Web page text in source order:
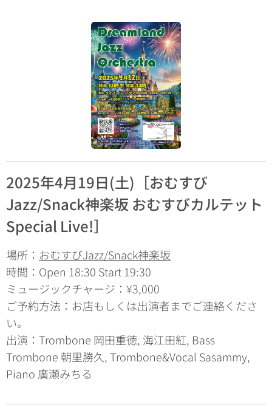
2025年4月19日(土)［おむすび
Jazz/Snack神楽坂 おむすびカルテット
Special Live!］
場所： おむすびJazz/Snack神楽坂
時間：Open 18:30 Start 19:30
ミュージックチャージ：¥3,000
ご予約方法：お店もしくは出演者までご連絡くださ
い。
出演：Trombone 岡田重徳, 海江田紅, Bass
Trombone 朝里勝久, Trombone&Vocal Sasammy,
Piano 廣瀬みちる